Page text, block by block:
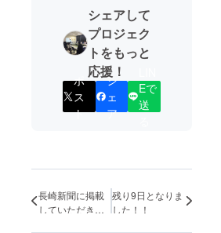
シェアして
プロジェク
トをもっと
応援！
ポ
ス
ト
シ
ェ
ア
Eで
送
長崎新聞に掲載
していただきま
残り9日となりま
した！！